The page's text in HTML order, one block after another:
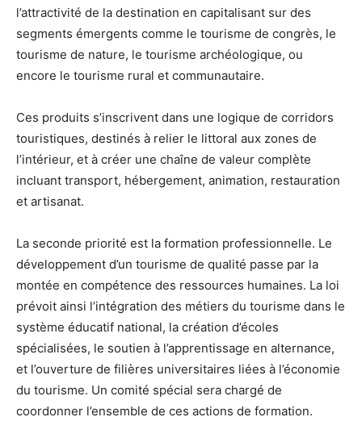
l’attractivité de la destination en capitalisant sur des
segments émergents comme le tourisme de congrès, le
tourisme de nature, le tourisme archéologique, ou
encore le tourisme rural et communautaire.
Ces produits s’inscrivent dans une logique de corridors
touristiques, destinés à relier le littoral aux zones de
l’intérieur, et à créer une chaîne de valeur complète
incluant transport, hébergement, animation, restauration
et artisanat.
La seconde priorité est la formation professionnelle. Le
développement d’un tourisme de qualité passe par la
montée en compétence des ressources humaines. La loi
prévoit ainsi l’intégration des métiers du tourisme dans le
système éducatif national, la création d’écoles
spécialisées, le soutien à l’apprentissage en alternance,
et l’ouverture de filières universitaires liées à l’économie
du tourisme. Un comité spécial sera chargé de
coordonner l’ensemble de ces actions de formation.